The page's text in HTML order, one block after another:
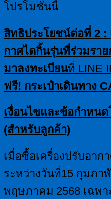
โปรโมชั่นนี้
สิทธิประโยชน์ต่อที่ 2 :
กาศไดกิ้นรุ่นที่ร่วมรา
มาลงทะเบียนที่ LINE
ฟรี! กระเป๋าเดินทาง
เงื่อนไขและข้อกำหน
(สำหรับลูกค้า)
เมื่อซื้อเครื่องปรับอาก
ระหว่างวันที่15 กุมภา
พฤษภาคม 2568 เฉพา